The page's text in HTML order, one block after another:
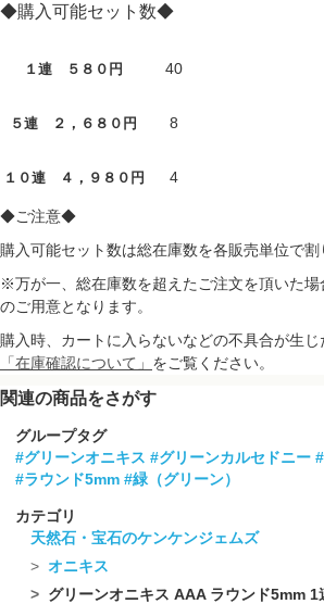
◆購入可能セット数◆
１連 ５８０円 40
５連 ２，６８０円 8
１０連 ４，９８０円 4
◆ご注意◆
購入可能セット数は総在庫数を各販売単位で割
※万が一、総在庫数を超えたご注文を頂いた
のご用意となります。
購入時、カートに入らないなどの不具合が生じ
「在庫確認について」 をご覧ください。
関連の商品をさがす
グループタグ
#グリーンオニキス #グリーンカルセドニー
#ラウンド5mm #緑（グリーン）
カテゴリ
天然石・宝石のケンケンジェムズ
オニキス
グリーンオニキス AAA ラウンド5mm 1